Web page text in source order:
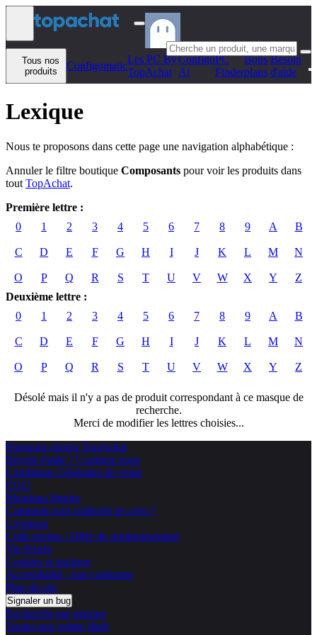
Aller au contenu
Tous nos
produits
Configomatic
Les PC By
TopAchat
Configo
Ai
PC
Finder
Bons
plans
Besoin
d'aide
Lexique
Nous te proposons dans cette page une navigation alphabétique :
Annuler le filtre boutique Composants pour voir les produits dans
tout TopAchat.
Première lettre :
0
1 2 3 4 5 6 7 8 9 A B
C D E F G H I J K L M N
O P Q R S T U V W X Y
Z
Deuxième lettre :
0
1 2 3 4 5 6 7 8 9 A B
C D E F G H I J K L M N
O P Q R S T U V W X Y Z
Désolé mais il n'y a pas de produit correspondant à ce masque de
recherche.
Merci de modifier les lettres choisies...
Pourquoi choisir TopAchat
Besoin d'aide ? Contacte nous
Conditions Générales de vente
CGU
Mentions légales
Comment sont collectés les avis ?
Livraison
Code promo / Offre de remboursement
Vie Privée
Cookies et trackers
Accessibilité : non conforme
Plan du site
Signaler un bug
Recherche par marque
Toutes nos ventes flash